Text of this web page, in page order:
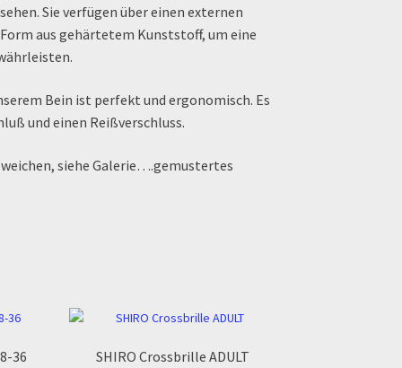
Sie verfügen über einen externen
aus gehärtetem Kunststoff, um eine
Bein ist perfekt und ergonomisch. Es
und einen Reißverschluss.
siehe Galerie….gemustertes
36 SHIRO Crossbrille ADULT